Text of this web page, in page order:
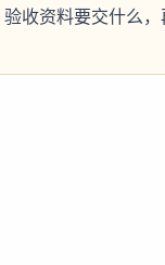
收资料要交什么